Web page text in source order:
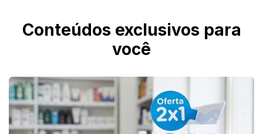
em produtos alimentícios, brinquedos,
cosméticos ou qualquer embalagem que
permita esse tipo de fechamento.
Conteúdos exclusivos para
você